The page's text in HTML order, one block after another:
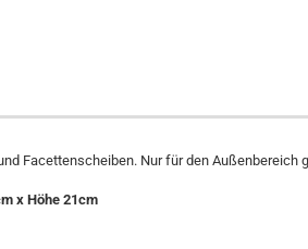
Facettenscheiben. Nur für den Außenbereich
x Höhe 21cm